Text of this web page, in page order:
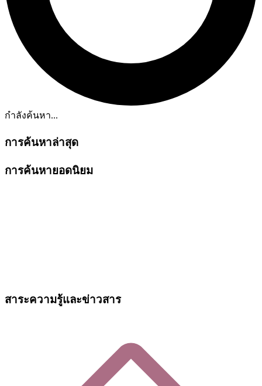
กำลังค้นหา...
การค้นหาล่าสุด
การค้นหายอดนิยม
สาระความรู้และข่าวสาร